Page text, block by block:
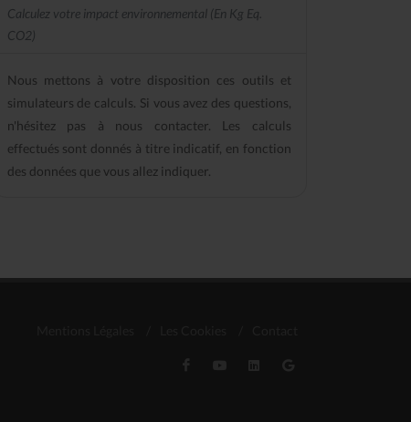
Calculez votre impact environnemental (En Kg Eq.
CO2)
Nous mettons à votre disposition ces outils et
simulateurs de calculs. Si vous avez des questions,
n'hésitez pas à nous contacter. Les calculs
effectués sont donnés à titre indicatif, en fonction
des données que vous allez indiquer.